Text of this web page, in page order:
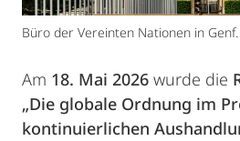
Büro der Vereinten Nationen in Genf.
Am 18. Mai 2026 wurde die
„Die globale Ordnung im
kontinuierlichen